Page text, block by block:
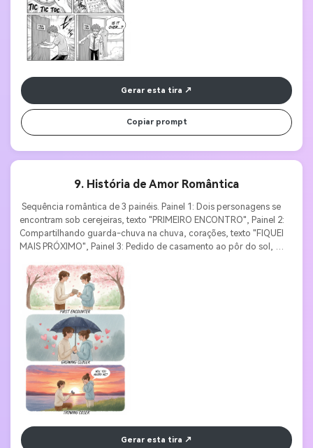
Gerar esta tira
Copiar prompt
9. História de Amor Romântica
Sequência romântica de 3 painéis. Painel 1: Dois personagens se
encontram sob cerejeiras, texto "PRIMEIRO ENCONTRO", Painel 2:
Compartilhando guarda-chuva na chuva, corações, texto "FIQUEI
MAIS PRÓXIMO", Painel 3: Pedido de casamento ao pôr do sol,
Gerar esta tira